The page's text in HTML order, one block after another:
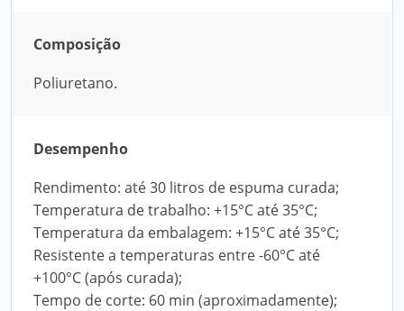
Composição
Poliuretano.
Desempenho
Rendimento: até 30 litros de espuma curada;
Temperatura de trabalho: +15°C até 35°C;
Temperatura da embalagem: +15°C até 35°C;
Resistente a temperaturas entre -60°C até
+100°C (após curada);
Tempo de corte: 60 min (aproximadamente);